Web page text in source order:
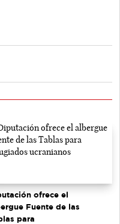
ofrece el
Fuente de las
para